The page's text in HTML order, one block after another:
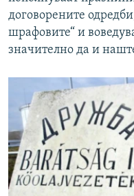
договорените
шрафовите“ и
значително да и